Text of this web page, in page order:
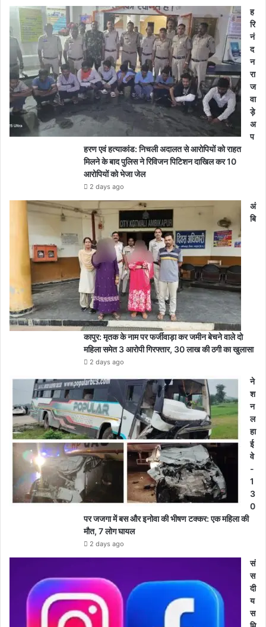
ह
रि
नं
द
न
रा
ज
वा
ड़े
अ
प
हरण एवं हत्याकांड: निचली अदालत से आरोपियों को राहत
मिलने के बाद पुलिस ने रिविजन पिटिशन दाखिल कर 10
आरोपियों को भेजा जेल
2 days ago
अं
बि
कापुर: मृतक के नाम पर फर्जीवाड़ा कर जमीन बेचने वाले दो
महिला समेत 3 आरोपी गिरफ्तार, 30 लाख की ठगी का खुलासा
2 days ago
ने
श
न
ल
हा
ई
वे
-
1
3
0
पर जजगा में बस और इनोवा की भीषण टक्कर: एक महिला की
मौत, 7 लोग घायल
2 days ago
सं
स
दी
य
स